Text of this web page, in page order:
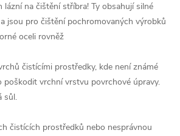
na čištění stříbra! Ty obsahují silné
jsou pro čištění pochromovaných výrobků
oceli rovněž
čistícími prostředky, kde není známé
poškodit vrchní vrstvu povrchové úpravy.
sůl.
čistících prostředků nebo nesprávnou